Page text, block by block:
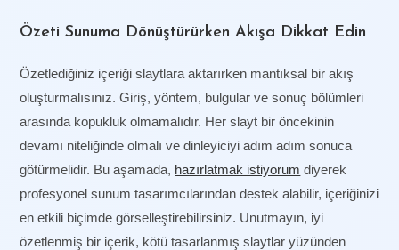
Özeti Sunuma Dönüştürürken Akışa Dikkat Edin
Özetlediğiniz içeriği slaytlara aktarırken mantıksal bir akış
oluşturmalısınız. Giriş, yöntem, bulgular ve sonuç bölümleri
arasında kopukluk olmamalıdır. Her slayt bir öncekinin
devamı niteliğinde olmalı ve dinleyiciyi adım adım sonuca
götürmelidir. Bu aşamada, hazırlatmak istiyorum diyerek
profesyonel sunum tasarımcılarından destek alabilir, içeriğinizi
en etkili biçimde görselleştirebilirsiniz. Unutmayın, iyi
özetlenmiş bir içerik, kötü tasarlanmış slaytlar yüzünden